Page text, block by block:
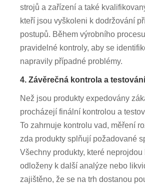
strojů a zařízení a také
kteří jsou vyškoleni k dodržování
postupů. Během výrobního
pravidelné kontroly, aby se
napravily případné problémy.
4. Závěrečná kontrola a testování
Než jsou produkty expedovány
procházejí finální kontrolou a
To zahrnuje kontrolu vad, měření
zda produkty splňují požadované
Všechny produkty, které neprojdou
odloženy k další analýze nebo
zajištěno, že se na trh dostanou